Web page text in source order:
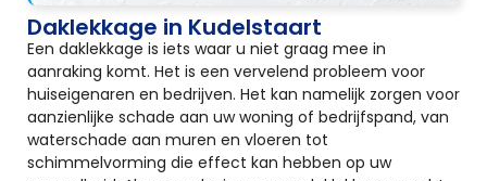
Daklekkage in Kudelstaart
Een daklekkage is iets waar u niet graag mee in
aanraking komt. Het is een vervelend probleem voor
huiseigenaren en bedrijven. Het kan namelijk zorgen voor
aanzienlijke schade aan uw woning of bedrijfspand, van
waterschade aan muren en vloeren tot
schimmelvorming die effect kan hebben op uw